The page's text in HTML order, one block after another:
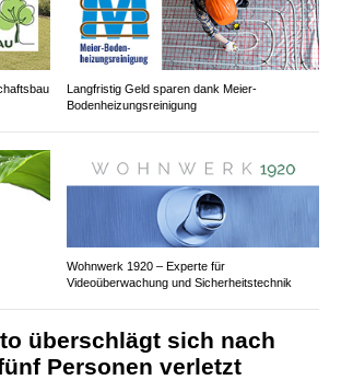
Langfristig Geld sparen dank Meier-
Bodenheizungsreinigung
Wohnwerk 1920 – Experte für
Videoüberwachung und Sicherheitstechnik
überschlägt sich nach
Personen verletzt